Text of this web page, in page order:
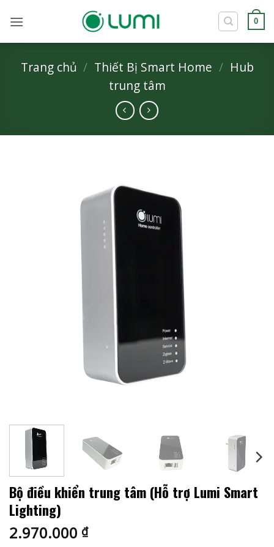
qua
0
Trang chủ / Thiết Bị Smart Home / Hub
trung tâm
Bộ điều khiển trung tâm (Hỗ trợ Lumi Smart
Lighting)
2.970.000 ₫